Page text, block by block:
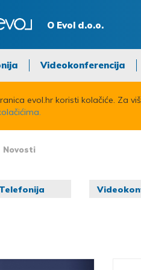
O Evol d.o.o.
Videokonferencija
evol.hr koristi kolačiće. Za
Novosti
Telefonija